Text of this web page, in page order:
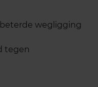
wegligging
tegen